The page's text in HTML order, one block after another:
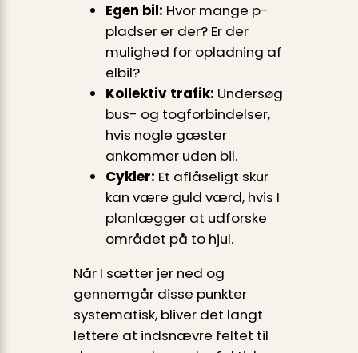
Egen bil: Hvor mange p-
pladser er der? Er der
mulighed for opladning af
elbil?
Kollektiv trafik: Undersøg
bus- og togforbindelser,
hvis nogle gæster
ankommer uden bil.
Cykler: Et aflåseligt skur
kan være guld værd, hvis I
planlægger at udforske
området på to hjul.
Når I sætter jer ned og
gennemgår disse punkter
systematisk, bliver det langt
lettere at indsnævre feltet til